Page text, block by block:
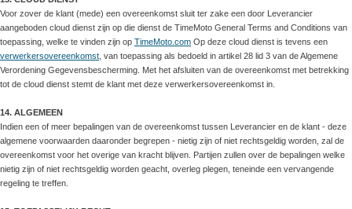
Voor zover de klant (mede) een overeenkomst sluit ter zake een door Leverancier
aangeboden cloud dienst zijn op die dienst de TimeMoto General Terms and Conditions van
toepassing, welke te vinden zijn op TimeMoto.com Op deze cloud dienst is tevens een
verwerkersovereenkomst , van toepassing als bedoeld in artikel 28 lid 3 van de Algemene
Verordening Gegevensbescherming. Met het afsluiten van de overeenkomst met betrekking
tot de cloud dienst stemt de klant met deze verwerkersovereenkomst in.
14. ALGEMEEN
Indien een of meer bepalingen van de overeenkomst tussen Leverancier en de klant - deze
algemene voorwaarden daaronder begrepen - nietig zijn of niet rechtsgeldig worden, zal de
overeenkomst voor het overige van kracht blijven. Partijen zullen over de bepalingen welke
nietig zijn of niet rechtsgeldig worden geacht, overleg plegen, teneinde een vervangende
regeling te treffen.